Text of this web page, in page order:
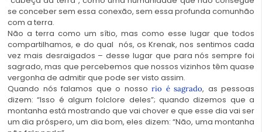
se conceber sem essa conexão, sem essa profunda comunhão
com a terra.
Não a terra como um sítio, mas como esse lugar que todos
compartilhamos, e do qual nós, os Krenak, nos sentimos cada
vez mais desraigados – desse lugar que para nós sempre foi
sagrado, mas que percebemos que nossos vizinhos têm quase
vergonha de admitir que pode ser visto assim.
Quando nós falamos que o nosso rio é sagrado, as pessoas
dizem: “Isso é algum folclore deles”; quando dizemos que a
montanha está mostrando que vai chover e que esse dia vai ser
um dia próspero, um dia bom, eles dizem: “Não, uma montanha